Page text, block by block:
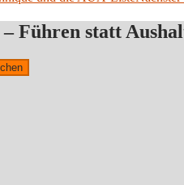
Führen statt